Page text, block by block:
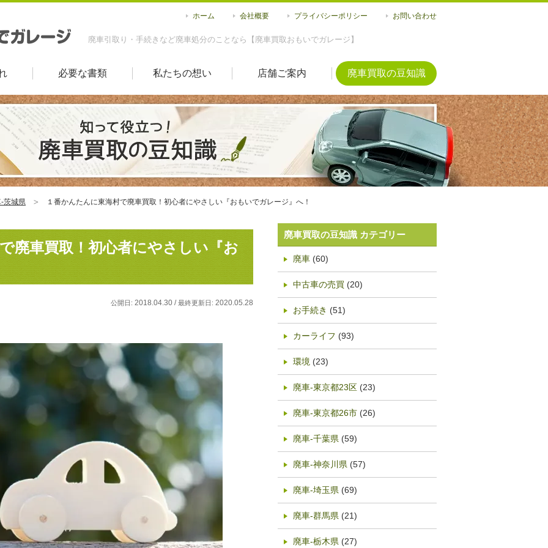
廃車引取り・手続きなど廃車処分のことなら【廃車買取おもいでガレージ】
ホーム 会社概要 プライバシーポリシー お問い合わせ
必要な書類 私たちの想い 店舗ご案内 廃車買取の豆知識
茨城県 １番かんたんに東海村で廃車買取！初心者にやさしい『おもいでガレージ』へ！
廃車買取！初心者にやさしい『お
公開日: 2018.04.30 /最終更新日: 2020.05.28
廃車買取の豆知識 カテゴリー
廃車 (60)
中古車の売買 (20)
お手続き (51)
カーライフ (93)
環境 (23)
廃車-東京都23区 (23)
廃車-東京都26市 (26)
廃車-千葉県 (59)
廃車-神奈川県 (57)
廃車-埼玉県 (69)
廃車-群馬県 (21)
廃車-栃木県 (27)